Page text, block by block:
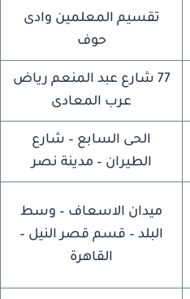
تقسيم المعلمين وادى
حوف
77 شارع عبد المنعم رياض
عرب المعادى
الحى السابع – شارع
الطيران – مدينة نصر
ميدان الاسعاف – وسط
البلد – قسم قصر النيل –
القاهرة